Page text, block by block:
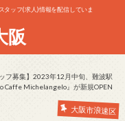
タッフ(求人)情報を配信していま
阪
フ募集】2023年12月中旬、難波駅
Caffe Michelangelo』が新規OPEN
大阪市浪速区